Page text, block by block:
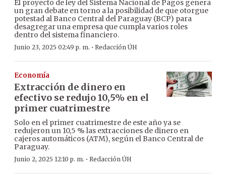
El proyecto de ley del Sistema Nacional de Pagos genera
un gran debate en torno a la posibilidad de que otorgue
potestad al Banco Central del Paraguay (BCP) para
desagregar una empresa que cumpla varios roles
dentro del sistema financiero.
Junio 23, 2025 02:49 p. m. · Redacción ÚH
Economía
Extracción de dinero en
efectivo se redujo 10,5% en el
primer cuatrimestre
Solo en el primer cuatrimestre de este año ya se
redujeron un 10,5 % las extracciones de dinero en
cajeros automáticos (ATM), según el Banco Central de
Paraguay.
Junio 2, 2025 12:10 p. m. · Redacción ÚH